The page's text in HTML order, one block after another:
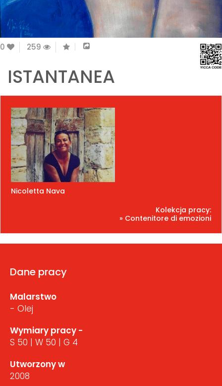
0 259
ISTANTANEA
Nicoletta Nava
Kolekcja pracy:
» Contenitore di emozioni
Dane pracy
Malarstwo
- Olej
Wymiary pracy -
S 50 | W 50 | G 4
Utworzony w
2008